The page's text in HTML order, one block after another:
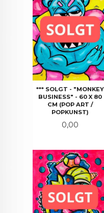
*** SOLGT - "MONKEY
BUSINESS" - 60 X 80
CM (POP ART /
POPKUNST)
Pris
0,00